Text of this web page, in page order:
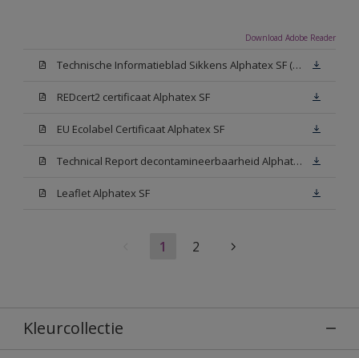
Download Adobe Reader
Technische Informatieblad Sikkens Alphatex SF (PDF)
REDcert2 certificaat Alphatex SF
EU Ecolabel Certificaat Alphatex SF
Technical Report decontamineerbaarheid Alphatex SF
Leaflet Alphatex SF
1 2
Kleurcollectie